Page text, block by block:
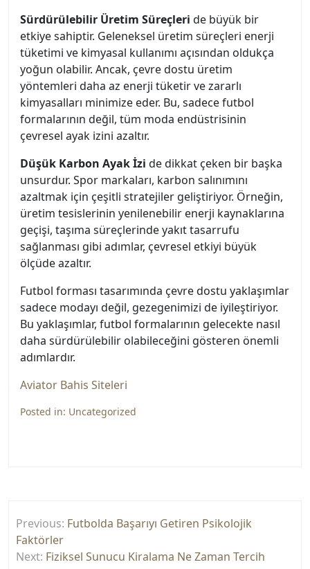
Sürdürülebilir Üretim Süreçleri de büyük bir
etkiye sahiptir. Geleneksel üretim süreçleri enerji
tüketimi ve kimyasal kullanımı açısından oldukça
yoğun olabilir. Ancak, çevre dostu üretim
yöntemleri daha az enerji tüketir ve zararlı
kimyasalları minimize eder. Bu, sadece futbol
formalarının değil, tüm moda endüstrisinin
çevresel ayak izini azaltır.
Düşük Karbon Ayak İzi de dikkat çeken bir başka
unsurdur. Spor markaları, karbon salınımını
azaltmak için çeşitli stratejiler geliştiriyor. Örneğin,
üretim tesislerinin yenilenebilir enerji kaynaklarına
geçişi, taşıma süreçlerinde yakıt tasarrufu
sağlanması gibi adımlar, çevresel etkiyi büyük
ölçüde azaltır.
Futbol forması tasarımında çevre dostu yaklaşımlar
sadece modayı değil, gezegenimizi de iyileştiriyor.
Bu yaklaşımlar, futbol formalarının gelecekte nasıl
daha sürdürülebilir olabileceğini gösteren önemli
adımlardır.
Aviator Bahis Siteleri
Posted in: Uncategorized
gezinmesi
Previous: Futbolda Başarıyı Getiren Psikolojik
Faktörler
Next: Fiziksel Sunucu Kiralama Ne Zaman Tercih